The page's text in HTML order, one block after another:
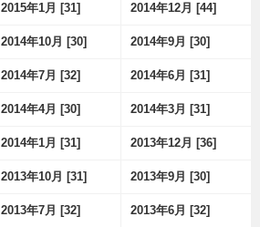
2015年1月 [31] 2014年12月 [44]
2014年10月 [30] 2014年9月 [30]
2014年7月 [32] 2014年6月 [31]
2014年4月 [30] 2014年3月 [31]
2014年1月 [31] 2013年12月 [36]
2013年10月 [31] 2013年9月 [30]
2013年7月 [32] 2013年6月 [32]